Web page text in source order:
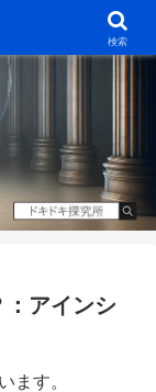
：アインシ
ます。
検索